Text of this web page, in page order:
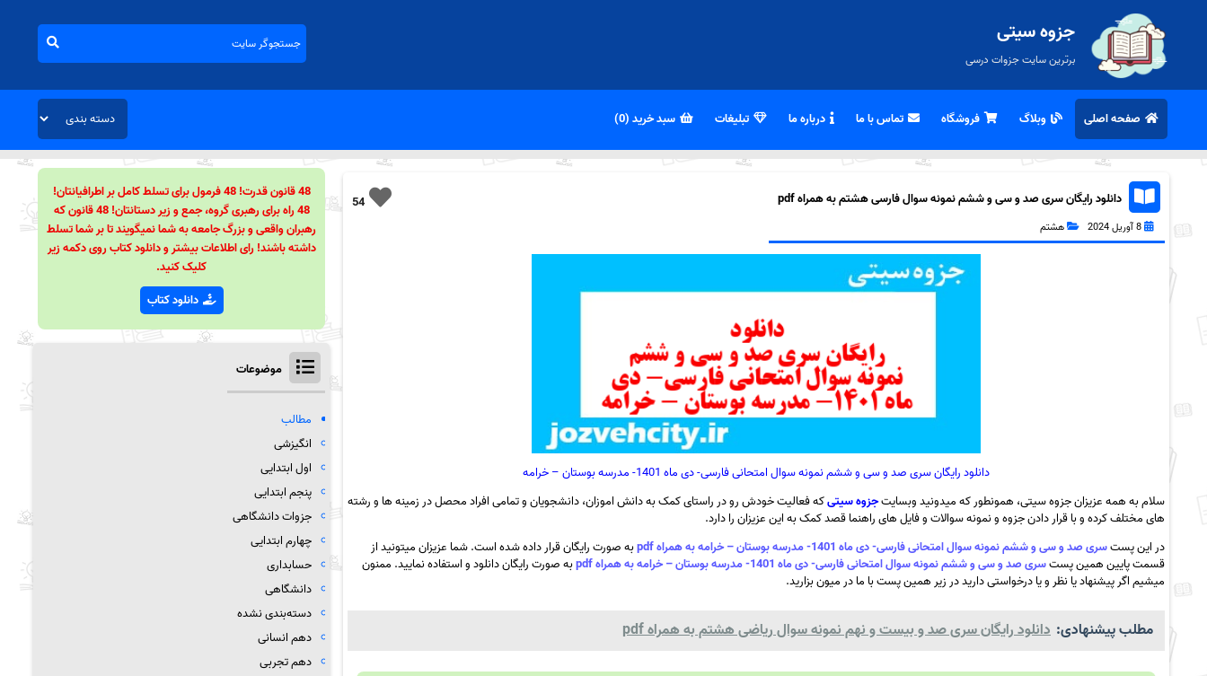
جزوه سیتی
برترین سایت جزوات درسی
صفحه اصلی وبلاگ فروشگاه تماس با ما درباره ما تبلیغات سبد خرید (0)
54 دانلود رایگان سری صد و سی و ششم نمونه سوال فارسی هشتم به همراه pdf
8 آوریل 2024 هشتم
دانلود رایگان سری صد و سی و ششم نمونه سوال امتحانی فارسی- دی ماه 1401- مدرسه بوستان – خرامه
سلام به همه عزیزان جزوه سیتی، همونطور که میدونید وبسایتجزوه سیتیکه فعالیت خودش رو در راستای کمک به دانش اموزان، دانشجویان و تمامی افراد محصل در زمینه ها و رشته
های مختلف کرده و با قرار دادن جزوه و نمونه سوالات و فایل های راهنما قصد کمک به این عزیزان را دارد.
در این پستسری صد و سی و ششم نمونه سوال امتحانی فارسی- دی ماه 1401- مدرسه بوستان – خرامه به همراه pdf
به صورت رایگان قرار داده شده است. شما عزیزان میتونید از
قسمت پایین همین پستسری صد و سی و ششم نمونه سوال امتحانی فارسی- دی ماه 1401- مدرسه بوستان – خرامه به همراه pdf
به صورت رایگان دانلود و استفاده نمایید. ممنون
میشیم اگر پیشنهاد یا نظر و یا درخواستی دارید در زیر همین پست با ما در میون بزارید.
مطلب پیشنهادی: دانلود رایگان سری صد و بیست و نهم نمونه سوال ریاضی هشتم به همراه pdf
48 قانون قدرت! 48 فرمول برای تسلط کامل بر اطرافیانتان!
48 راه برای رهبری گروه، جمع و زیر دستانتان! 48 قانون که
رهبران واقعی و بزرگ جامعه به شما نمیگویند تا بر شما تسلط
داشته باشند! رای اطلاعات بیشتر و دانلود کتاب روی دکمه زیر
کلیک کنید.
دانلود کتاب
موضوعات
مطالب
انگیزشی
اول ابتدایی
پنجم ابتدایی
جزوات دانشگاهی
چهارم ابتدایی
حسابداری
دانشگاهی
دسته‌بندی نشده
دهم انسانی
دهم تجربی